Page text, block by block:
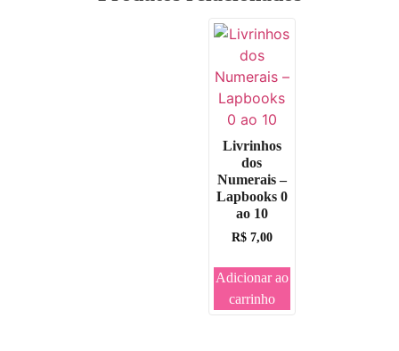
Livrinhos
dos
Numerais –
Lapbooks 0
ao 10
R$7,00
Adicionar ao
carrinho